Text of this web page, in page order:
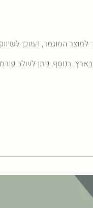
בנוסף, ניתן לשלב